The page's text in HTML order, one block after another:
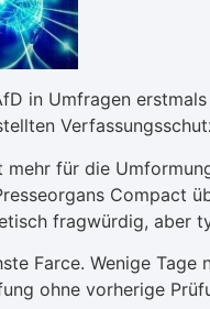
in Umfragen
mehr für die
Compact
fragwürdig, aber
Farce. Wenige
ohne vorherige